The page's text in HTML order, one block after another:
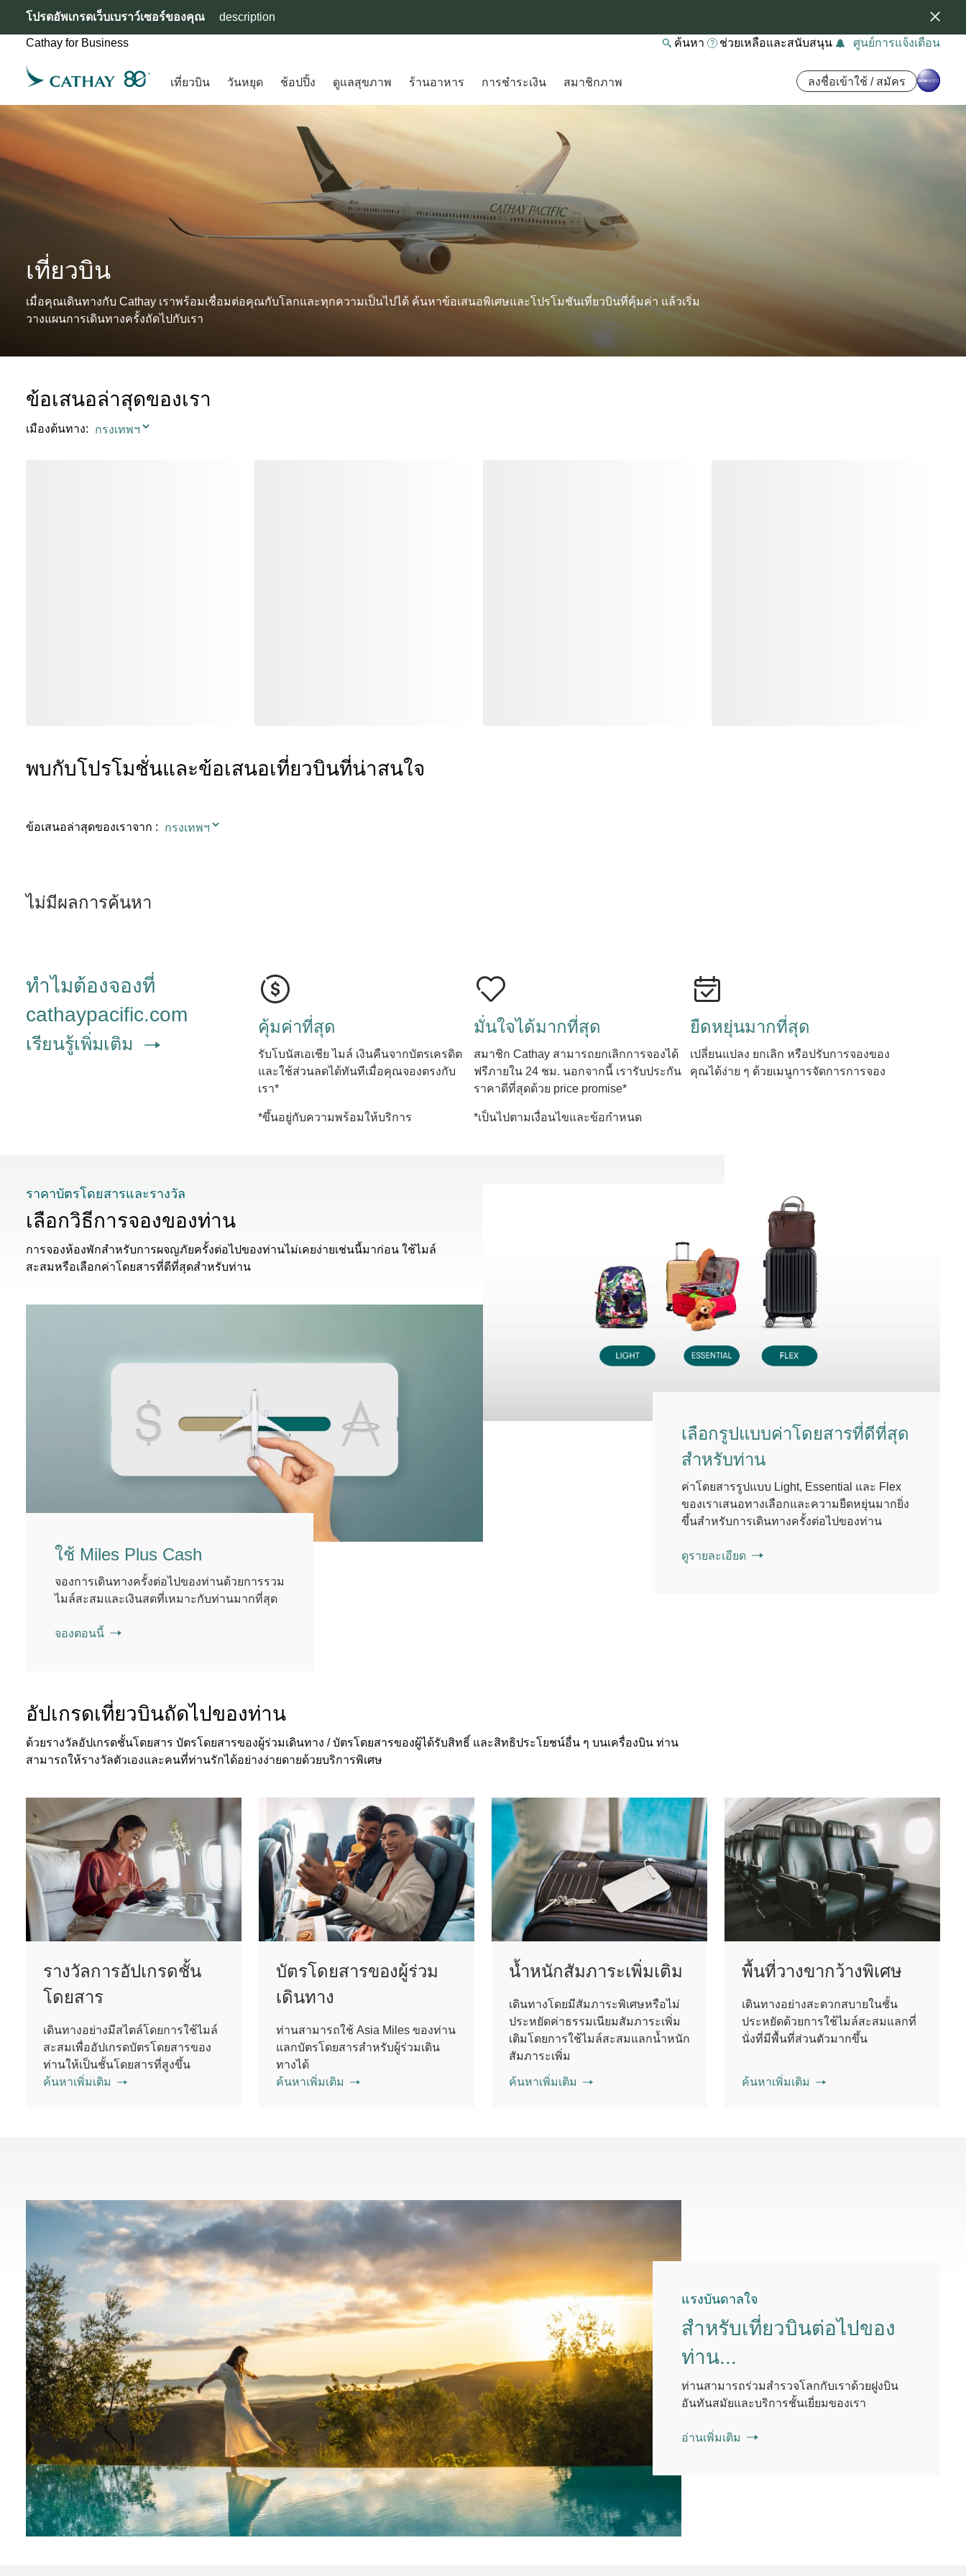
โปรดอัพเกรดเว็บเบราว์เซอร์ของคุณ description
Cathay for Business ค้นหา ช่วยเหลือและสนับสนุน ศูนย์การแจ้งเตือน
เที่ยวบิน วันหยุด ช้อปปิ้ง ดูแลสุขภาพ ร้านอาหาร การชำระเงิน สมาชิกภาพ ลงชื่อเข้าใช้ / สมัคร
เที่ยวบิน
เมื่อคุณเดินทางกับ Cathay เราพร้อมเชื่อมต่อคุณกับโลกและทุกความเป็นไปได้ ค้นหาข้อเสนอพิเศษและโปรโมชันเที่ยวบินที่คุ้มค่า แล้วเริ่ม
วางแผนการเดินทางครั้งถัดไปกับเรา
ข้อเสนอล่าสุดของเรา
เมืองต้นทาง:
พบกับโปรโมชั่นและข้อเสนอเที่ยวบินที่น่าสนใจ
ข้อเสนอล่าสุดของเราจาก :
ไม่มีผลการค้นหา
ทำไมต้องจองที่
cathaypacific.com
เรียนรู้เพิ่มเติม
คุ้มค่าที่สุด
รับโบนัสเอเชีย ไมล์ เงินคืนจากบัตรเครดิต
และใช้ส่วนลดได้ทันทีเมื่อคุณจองตรงกับ
เรา*
*ขึ้นอยู่กับความพร้อมให้บริการ
มั่นใจได้มากที่สุด
สมาชิก Cathay สามารถยกเลิกการจองได้
ฟรีภายใน 24 ชม. นอกจากนี้ เรารับประกัน
ราคาดีที่สุดด้วย price promise*
*เป็นไปตามเงื่อนไขและข้อกำหนด
ยืดหยุ่นมากที่สุด
เปลี่ยนแปลง ยกเลิก หรือปรับการจองของ
คุณได้ง่าย ๆ ด้วยเมนูการจัดการการจอง
ราคาบัตรโดยสารและรางวัล
เลือกวิธีการจองของท่าน
การจองห้องพักสําหรับการผจญภัยครั้งต่อไปของท่านไม่เคยง่ายเช่นนี้มาก่อน ใช้ไมล์
สะสมหรือเลือกค่าโดยสารที่ดีที่สุดสําหรับท่าน
เลือกรูปแบบค่าโดยสารที่ดีที่สุด
สำหรับท่าน
ค่าโดยสารรูปแบบ Light, Essential และ Flex
ของเราเสนอทางเลือกและความยืดหยุ่นมากยิ่ง
ขึ้นสำหรับการเดินทางครั้งต่อไปของท่าน
ดูรายละเอียด
ใช้ Miles Plus Cash
จองการเดินทางครั้งต่อไปของท่านด้วยการรวม
ไมล์สะสมและเงินสดที่เหมาะกับท่านมากที่สุด
จองตอนนี้
อัปเกรดเที่ยวบินถัดไปของท่าน
ด้วยรางวัลอัปเกรดชั้นโดยสาร บัตรโดยสารของผู้ร่วมเดินทาง / บัตรโดยสารของผู้ได้รับสิทธิ์ และสิทธิประโยชน์อื่น ๆ บนเครื่องบิน ท่าน
สามารถให้รางวัลตัวเองและคนที่ท่านรักได้อย่างง่ายดายด้วยบริการพิเศษ
รางวัลการอัปเกรดชั้น
โดยสาร
เดินทางอย่างมีสไตล์โดยการใช้ไมล์
สะสมเพื่ออัปเกรดบัตรโดยสารของ
ท่านให้เป็นชั้นโดยสารที่สูงขึ้น
ค้นหาเพิ่มเติม
บัตรโดยสารของผู้ร่วม
เดินทาง
ท่านสามารถใช้ Asia Miles ของท่าน
แลกบัตรโดยสารสําหรับผู้ร่วมเดิน
ทางได้
ค้นหาเพิ่มเติม
น้ำหนักสัมภาระเพิ่มเติม
เดินทางโดยมีสัมภาระพิเศษหรือไม่
ประหยัดค่าธรรมเนียมสัมภาระเพิ่ม
เติมโดยการใช้ไมล์สะสมแลกน้ำหนัก
สัมภาระเพิ่ม
ค้นหาเพิ่มเติม
พื้นที่วางขากว้างพิเศษ
เดินทางอย่างสะดวกสบายในชั้น
ประหยัดด้วยการใช้ไมล์สะสมแลกที่
นั่งที่มีพื้นที่ส่วนตัวมากขึ้น
ค้นหาเพิ่มเติม
แรงบันดาลใจ
สําหรับเที่ยวบินต่อไปของ
ท่าน...
ท่านสามารถร่วมสํารวจโลกกับเราด้วยฝูงบิน
อันทันสมัยและบริการชั้นเยี่ยมของเรา
อ่านเพิ่มเติม